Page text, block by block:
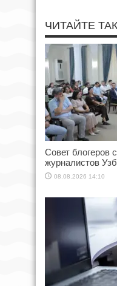
ЧИТАЙТЕ
Совет блогеров
журналистов
08.08.2026 14:10